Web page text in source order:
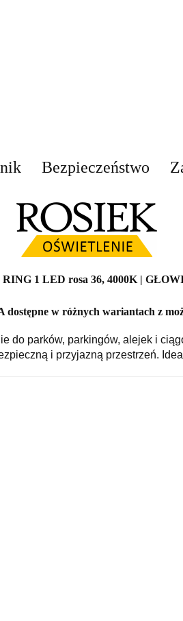
Bezpieczeństwo
1 LED rosa 36, 4000K |
w różnych wariantach z
parków, parkingów, alejek i
i przyjazną przestrzeń.